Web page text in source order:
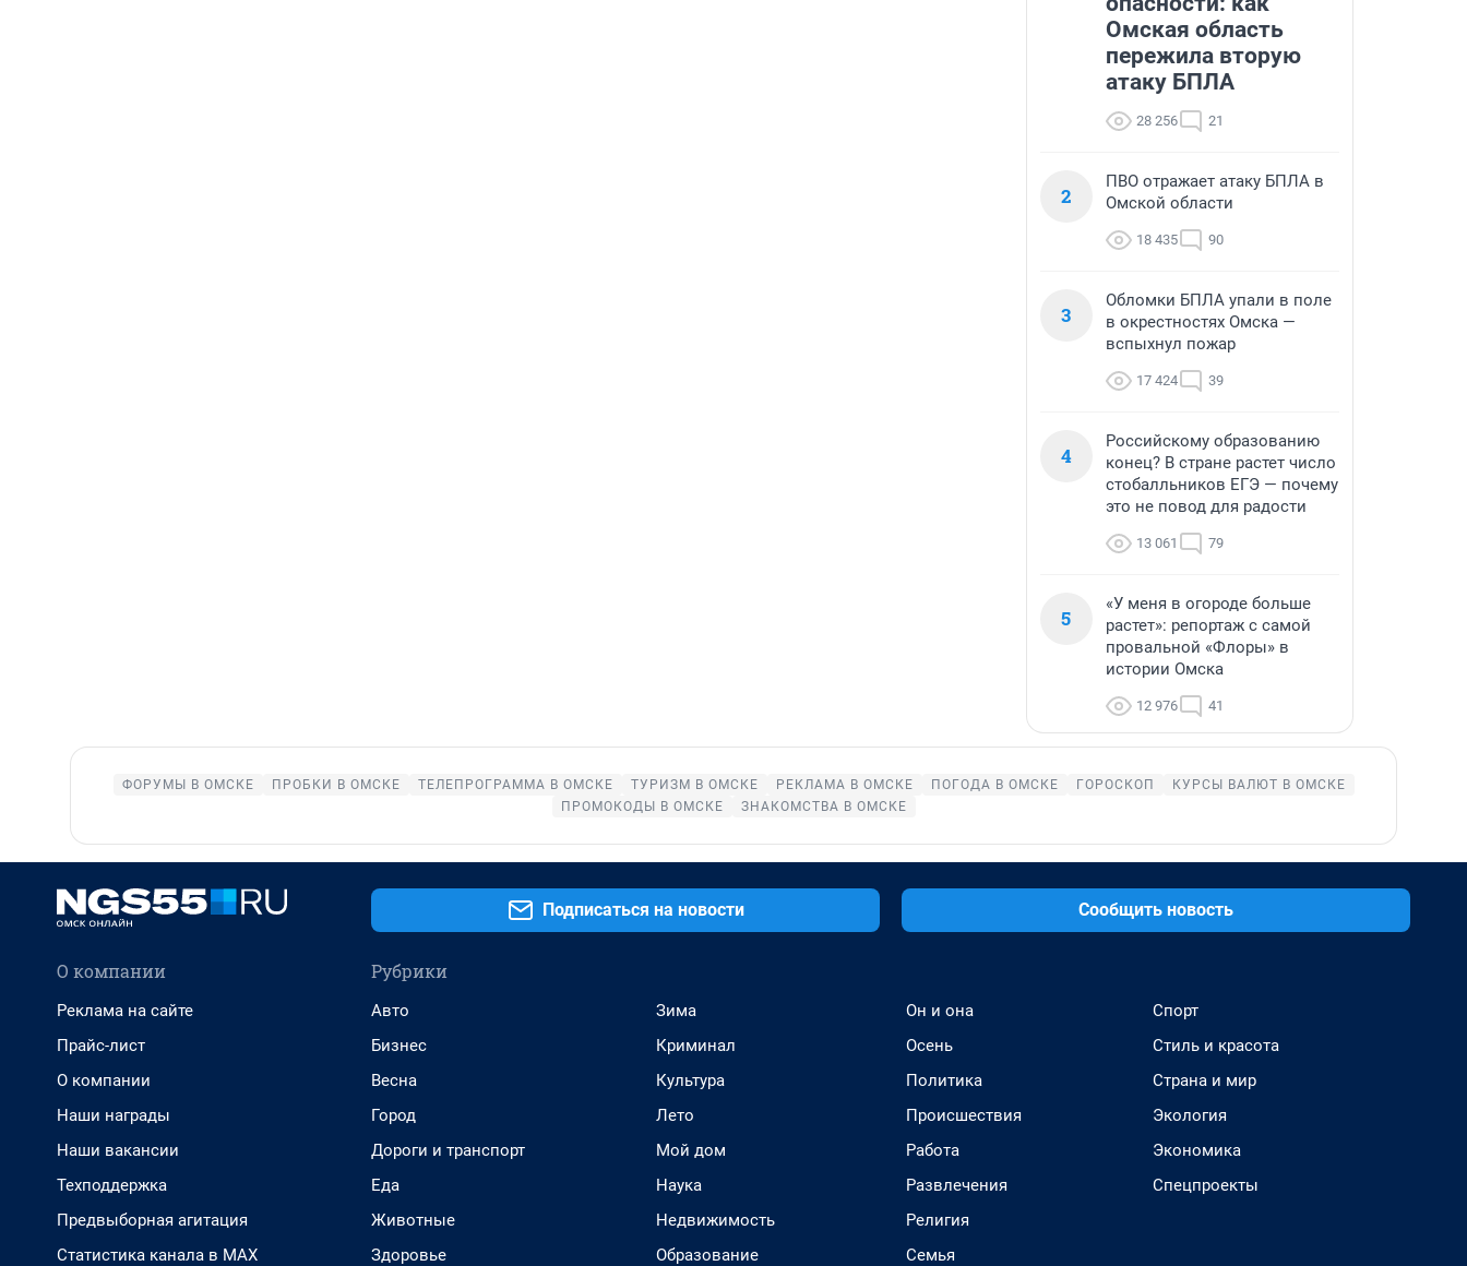
Омская область
пережила вторую
атаку БПЛА
28 256 21
2
ПВО отражает атаку БПЛА в
Омской области
18 435 90
3
Обломки БПЛА упали в поле
в окрестностях Омска —
вспыхнул пожар
17 424 39
4
Российскому образованию
конец? В стране растет число
стобалльников ЕГЭ — почему
это не повод для радости
13 061 79
5
«У меня в огороде больше
растет»: репортаж с самой
провальной «Флоры» в
истории Омска
12 976 41
ФОРУМЫ В ОМСКЕ ПРОБКИ В ОМСКЕ ТЕЛЕПРОГРАММА В ОМСКЕ ТУРИЗМ В ОМСКЕ РЕКЛАМА В ОМСКЕ ПОГОДА В ОМСКЕ ГОРОСКОП
КУРСЫ ВАЛЮТ В ОМСКЕ
ПРОМОКОДЫ В ОМСКЕ
ЗНАКОМСТВА В ОМСКЕ
Подписаться на новости Сообщить новость
О компании
Реклама на сайте
Прайс-лист
О компании
Наши награды
Наши вакансии
Техподдержка
Предвыборная агитация
Статистика канала в MAX
Рубрики
Авто
Бизнес
Весна
Город
Дороги и транспорт
Еда
Животные
Здоровье
Зима
Криминал
Культура
Лето
Мой дом
Наука
Недвижимость
Образование
Он и она
Осень
Политика
Происшествия
Работа
Развлечения
Религия
Семья
Спорт
Стиль и красота
Страна и мир
Экология
Экономика
Спецпроекты